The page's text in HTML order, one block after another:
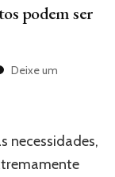
podem ser
Deixe um
necessidades,